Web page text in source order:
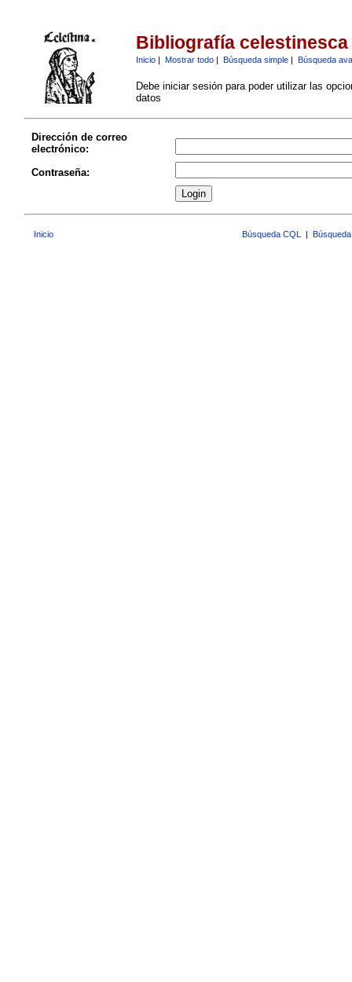
Bibliografía celestinesca
Inicio| Mostrar todo| Búsqueda simple| Búsqueda
Debe iniciar sesión para poder utilizar las
datos
Dirección de correo
electrónico:
Contraseña:
Inicio Búsqueda CQL |